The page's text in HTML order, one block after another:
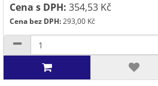
Cena s DPH: 354,53 Kč
Cena bez DPH:293,00 Kč